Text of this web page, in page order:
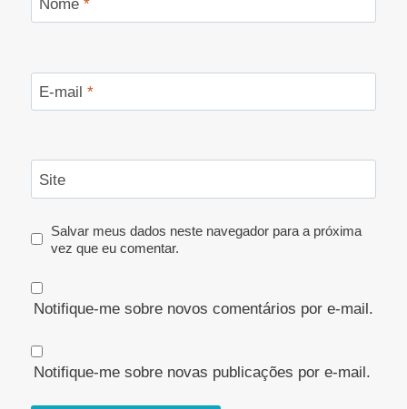
Nome *
E-mail *
Site
Salvar meus dados neste navegador para a próxima
vez que eu comentar.
Notifique-me sobre novos comentários por e-mail.
Notifique-me sobre novas publicações por e-mail.